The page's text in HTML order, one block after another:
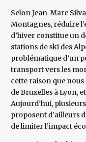
Selon Jean-Marc
Montagnes, réduire
d’hiver constitue un
stations de ski des
problématique d’un
transport vers les
cette raison que
de Bruxelles à Lyon,
Aujourd’hui,
proposent d’ailleurs
de limiter l’impact